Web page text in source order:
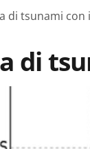
di tsunami con
di